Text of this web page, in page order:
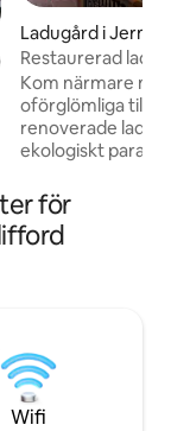
genomsnittligt
Ladugård i
Restaurerad
på 100 tunnland
Kom närmare
oförglömliga
renoverade lada
ekologiskt
ett stort rum
utrustat kök,
loftsovrum och
vägen. Unikt lugn
Pennsylvanias
för
Wifi